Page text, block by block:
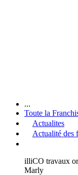
...
Toute la
Actualites
Actualité des
illiCO travaux
Marly